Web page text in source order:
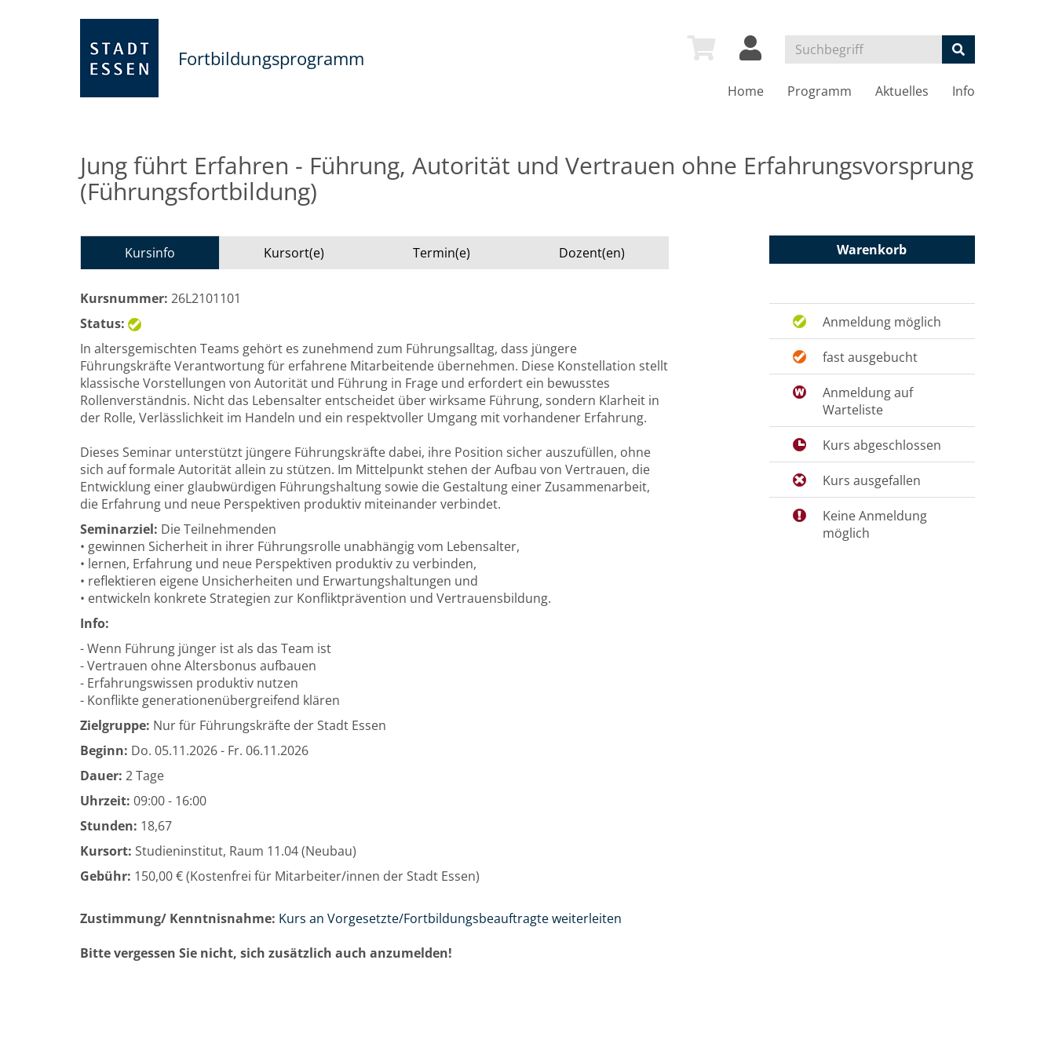
Fortbildungsprogramm
Home Programm Aktuelles Info
Jung führt Erfahren - Führung, Autorität und Vertrauen ohne Erfahrungsvorsprung
(Führungsfortbildung)
Kursinfo Kursort(e) Termin(e) Dozent(en)
Kursnummer: 26L2101101
Status:
In altersgemischten Teams gehört es zunehmend zum Führungsalltag, dass jüngere
Führungskräfte Verantwortung für erfahrene Mitarbeitende übernehmen. Diese Konstellation stellt
klassische Vorstellungen von Autorität und Führung in Frage und erfordert ein bewusstes
Rollenverständnis. Nicht das Lebensalter entscheidet über wirksame Führung, sondern Klarheit in
der Rolle, Verlässlichkeit im Handeln und ein respektvoller Umgang mit vorhandener Erfahrung.
Dieses Seminar unterstützt jüngere Führungskräfte dabei, ihre Position sicher auszufüllen, ohne
sich auf formale Autorität allein zu stützen. Im Mittelpunkt stehen der Aufbau von Vertrauen, die
Entwicklung einer glaubwürdigen Führungshaltung sowie die Gestaltung einer Zusammenarbeit,
die Erfahrung und neue Perspektiven produktiv miteinander verbindet.
Seminarziel: Die Teilnehmenden
• gewinnen Sicherheit in ihrer Führungsrolle unabhängig vom Lebensalter,
• lernen, Erfahrung und neue Perspektiven produktiv zu verbinden,
• reflektieren eigene Unsicherheiten und Erwartungshaltungen und
• entwickeln konkrete Strategien zur Konfliktprävention und Vertrauensbildung.
Info:
- Wenn Führung jünger ist als das Team ist
- Vertrauen ohne Altersbonus aufbauen
- Erfahrungswissen produktiv nutzen
- Konflikte generationenübergreifend klären
Zielgruppe: Nur für Führungskräfte der Stadt Essen
Beginn: Do. 05.11.2026 - Fr. 06.11.2026
Dauer: 2 Tage
Uhrzeit: 09:00 - 16:00
Stunden: 18,67
Kursort: Studieninstitut, Raum 11.04 (Neubau)
Gebühr: 150,00 € (Kostenfrei für Mitarbeiter/innen der Stadt Essen)
Zustimmung/ Kenntnisnahme: Kurs an Vorgesetzte/Fortbildungsbeauftragte weiterleiten
Bitte vergessen Sie nicht, sich zusätzlich auch anzumelden!
Warenkorb
Anmeldung möglich
fast ausgebucht
Anmeldung auf
Warteliste
Kurs abgeschlossen
Kurs ausgefallen
Keine Anmeldung
möglich